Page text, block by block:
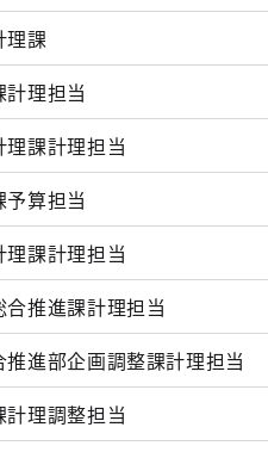
理課
理担当
課計理担当
算担当
課計理担当
推進課計理担当
推進部企画調整課計理担当
理調整担当